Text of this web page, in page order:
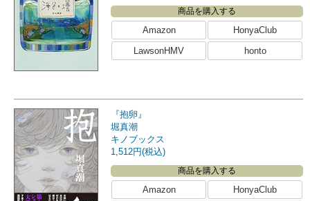
商品を購入する
Amazon
HonyaClub
LawsonHMV
honto
『抱卵』
堀真潮
キノブックス
1,512円(税込)
商品を購入する
Amazon
HonyaClub